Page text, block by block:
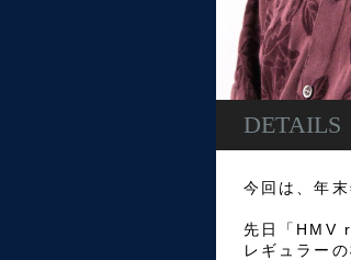
DETAILS
今回は、年
先日「HMV
レギュラー